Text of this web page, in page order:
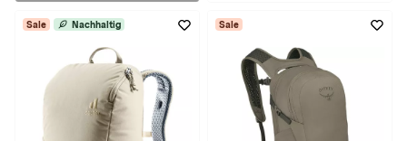
Sale Nachhaltig Sale